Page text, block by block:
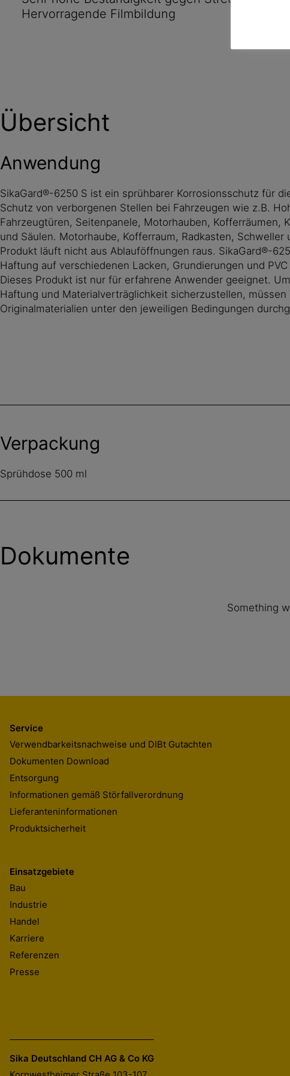
Qualitätssicherungssystem ISO 9001 / 14001
Hervorragende Filmbildung
Übersicht
Anwendung
SikaGard®-6250 S ist ein sprühbarer Korrosionsschutz für
Schutz von verborgenen Stellen bei Fahrzeugen wie z.B.
Fahrzeugtüren, Seitenpanele, Motorhauben, Kofferräumen,
und Säulen. Motorhaube, Kofferraum, Radkasten, Schweller
Produkt läuft nicht aus Ablauföffnungen raus. SikaGard®-
Haftung auf verschiedenen Lacken, Grundierungen und
Dieses Produkt ist nur für erfahrene Anwender geeignet. Um
Haftung und Materialverträglichkeit sicherzustellen, müssen
Originalmaterialien unter den jeweiligen Bedingungen
Verpackung
Sprühdose 500 ml
Dokumente
Something
Service
Verwendbarkeitsnachweise und DIBt Gutachten
Dokumenten Download
Entsorgung
Informationen gemäß Störfallverordnung
Lieferanteninformationen
Produktsicherheit
Einsatzgebiete
Bau
Industrie
Handel
Karriere
Referenzen
Presse
Sika Deutschland CH AG & Co KG